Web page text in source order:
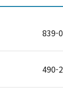
839-
490-